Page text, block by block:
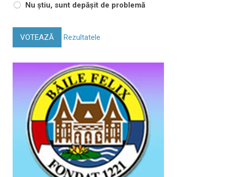
Nu știu, sunt depășit de problemă
VOTEAZĂ Rezultatele